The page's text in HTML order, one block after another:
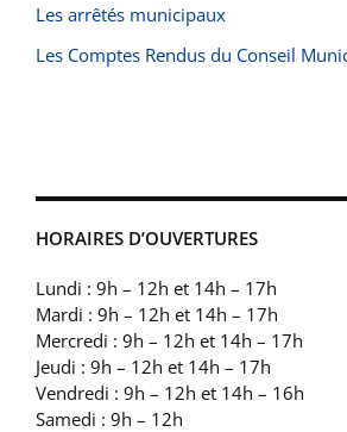
Les arrêtés municipaux
Les Comptes Rendus du Conseil
HORAIRES D’OUVERTURES
Lundi : 9h – 12h et 14h – 17h
Mardi : 9h – 12h et 14h – 17h
Mercredi : 9h – 12h et 14h – 17h
Jeudi : 9h – 12h et 14h – 17h
Vendredi : 9h – 12h et 14h – 16h
Samedi : 9h – 12h